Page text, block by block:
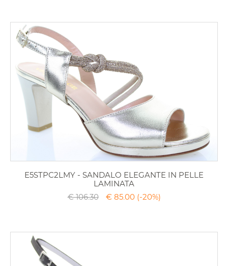
E5STPC2LMY - SANDALO ELEGANTE IN PELLE
LAMINATA
€ 106.30
€ 85.00(-20%)